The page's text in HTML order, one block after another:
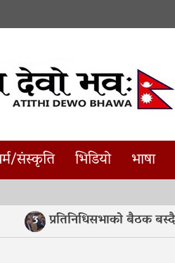
संस्कृति भिडियो भाषा
प्रतिनिधिसभाको बैठक बस्दै